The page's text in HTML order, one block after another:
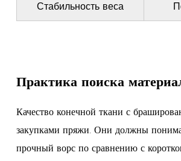
Стабильность веса
Практика поиска
Качество конечной ткани с
закупками пряжи. Они должны
прочный ворс по сравнению с